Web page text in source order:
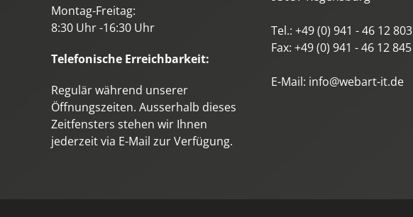
Montag-Freitag:
8:30 Uhr -16:30 Uhr
Telefonische Erreichbarkeit:
Regulär während unserer
Öffnungszeiten. Ausserhalb dieses
Zeitfensters stehen wir Ihnen
jederzeit via E-Mail zur Verfügung.
Tel.: +49 (0) 941 - 46 12 803
Fax: +49 (0) 941 - 46 12 845
E-Mail: info@webart-it.de